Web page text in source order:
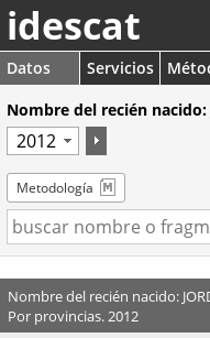
idescat
Datos Servicios
Nombre del recién
Metodología
Nombre del recién nacido:
Por provincias. 2012